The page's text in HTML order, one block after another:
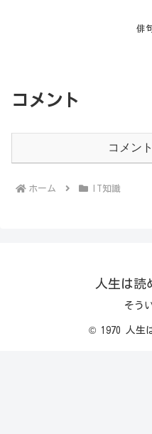
俳
コメント
コメン
ホーム IT知識
人生は読
そう
© 1970 人生